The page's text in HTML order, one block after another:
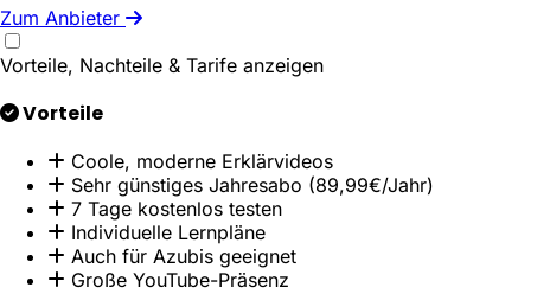
Zum Anbieter
Vorteile, Nachteile & Tarife anzeigen
Vorteile
Coole, moderne Erklärvideos
Sehr günstiges Jahresabo (89,99€/Jahr)
7 Tage kostenlos testen
Individuelle Lernpläne
Auch für Azubis geeignet
Große YouTube-Präsenz